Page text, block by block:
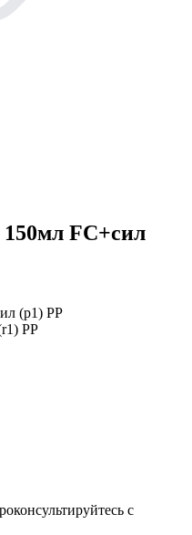
FC+сил
(р1) PP
PP
с